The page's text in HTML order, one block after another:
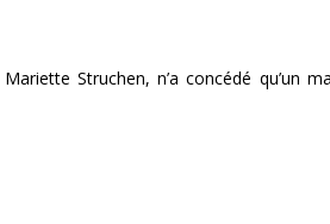
Struchen, n’a concédé qu’un